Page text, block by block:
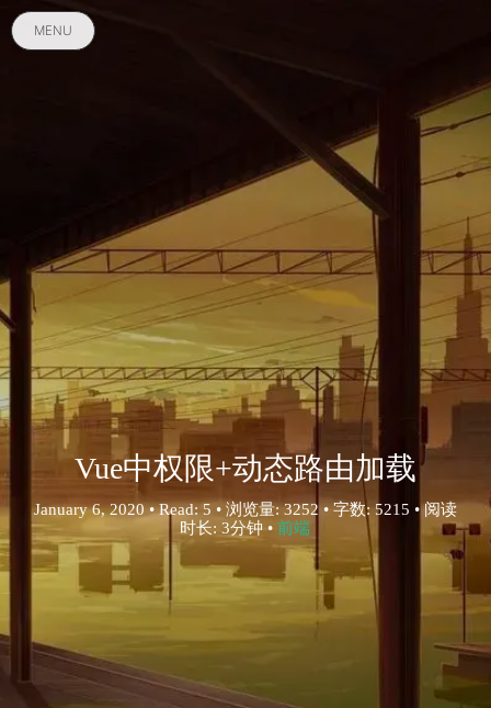
MENU
Vue中权限+动态路由加载
January 6, 2020 • Read: 5 • 浏览量: 3252 • 字数: 5215 • 阅读
时长: 3分钟 • 前端